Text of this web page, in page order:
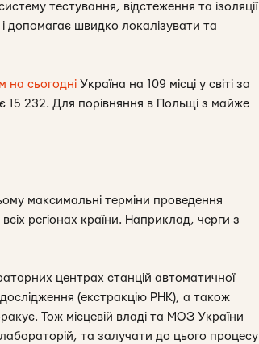
тестування, відстеження та ізоляції
допомагає швидко локалізувати та
на сьогодні Україна на 109 місці у світі за
15 232. Для порівняння в Польщі з майже
максимальні терміни проведення
регіонах країни. Наприклад, черги з
центрах станцій автоматичної
(екстракцію РНК), а також
Тож місцевій владі та МОЗ України
та залучати до цього процесу